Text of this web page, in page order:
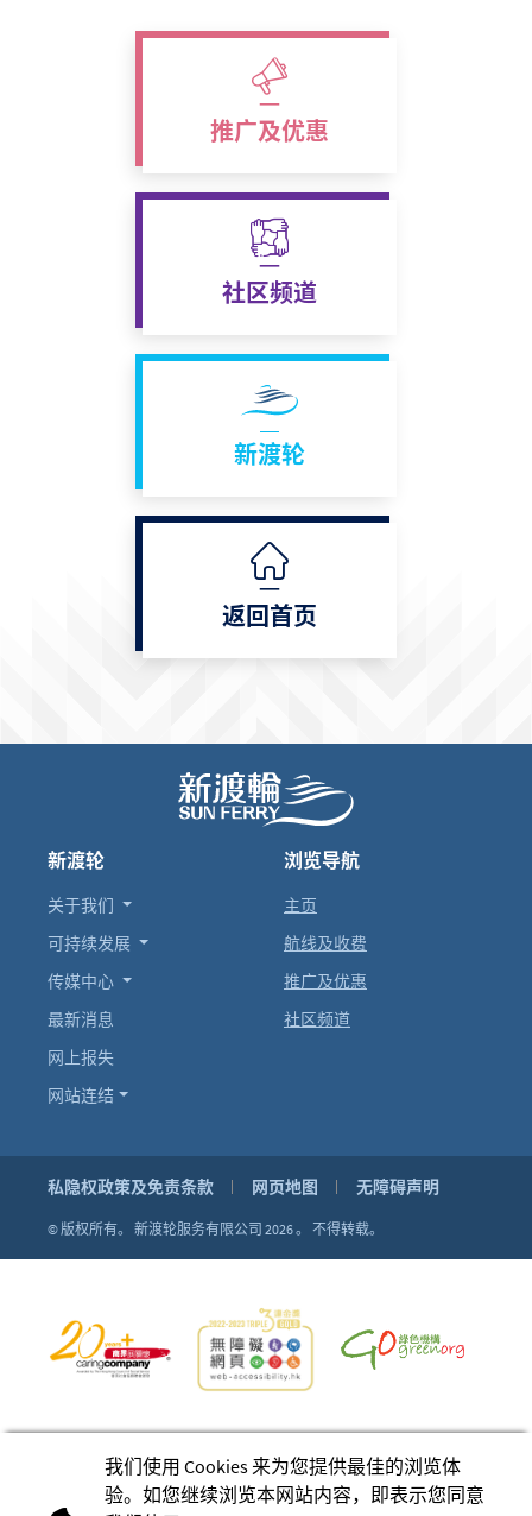
推广及优惠
社区频道
新渡轮
返回首页
新渡轮
关于我们
可持续发展
传媒中心
最新消息
网上报失
网站连结
浏览导航
主页
航线及收费
推广及优惠
社区频道
私隐权政策及免责条款 网页地图 无障碍声明
© 版权所有。 新渡轮服务有限公司 2026 。 不得转载。
我们使用 Cookies 来为您提供最佳的浏览体
验。如您继续浏览本网站内容，即表示您同意